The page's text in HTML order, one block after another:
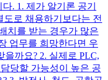
. 1. 제가 알기론 공기
로 채용하기보다는 전
치를 받는 경우가 많은
업무를 희망한다면 우
까요? 2. 실제로 PLC,
당할 가능성이 높은 공